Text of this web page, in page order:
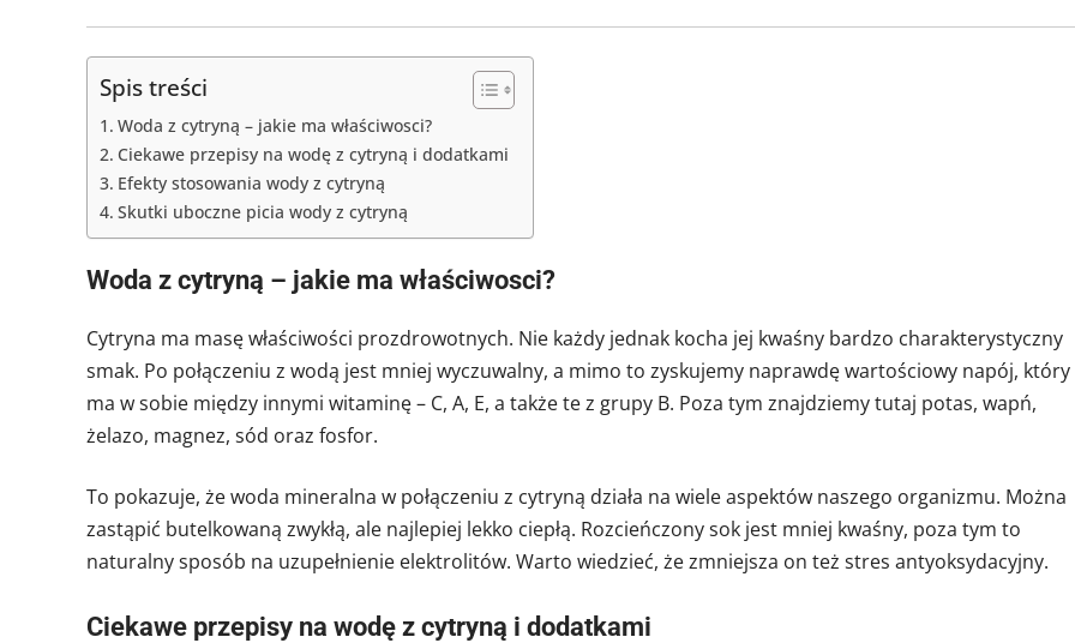
Spis treści
Woda z cytryną – jakie ma właściwosci?
Ciekawe przepisy na wodę z cytryną i dodatkami
Efekty stosowania wody z cytryną
Skutki uboczne picia wody z cytryną
Woda z cytryną – jakie ma właściwosci?
Cytryna ma masę właściwości prozdrowotnych. Nie każdy jednak kocha jej kwaśny bardzo charakterystyczny
smak. Po połączeniu z wodą jest mniej wyczuwalny, a mimo to zyskujemy naprawdę wartościowy napój, który
ma w sobie między innymi witaminę – C, A, E, a także te z grupy B. Poza tym znajdziemy tutaj potas, wapń,
żelazo, magnez, sód oraz fosfor.
To pokazuje, że woda mineralna w połączeniu z cytryną działa na wiele aspektów naszego organizmu. Można
zastąpić butelkowaną zwykłą, ale najlepiej lekko ciepłą. Rozcieńczony sok jest mniej kwaśny, poza tym to
naturalny sposób na uzupełnienie elektrolitów. Warto wiedzieć, że zmniejsza on też stres antyoksydacyjny.
Ciekawe przepisy na wodę z cytryną i dodatkami